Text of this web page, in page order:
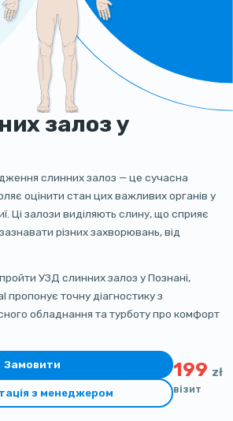
залоз у
слинних залоз — це сучасна
оцінити стан цих важливих органів у
Ці залози виділяють слину, що сприяє
різних захворювань, від
УЗД слинних залоз у Познані,
пропонує точну діагностику з
обладнання та турботу про комфорт
Замовити
з менеджером
199 zł
візит